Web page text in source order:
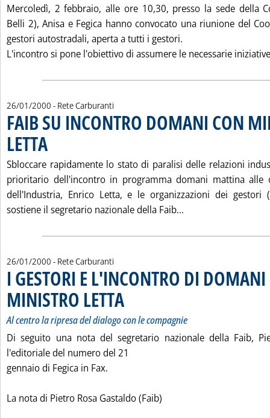
Mercoledì, 2 febbraio, alle ore 10,30, presso la sede della
Belli 2), Anisa e Fegica hanno convocato una riunione del
gestori autostradali, aperta a tutti i gestori.
L'incontro si pone l'obiettivo di assumere le necessarie
26/01/2000 - Rete Carburanti
FAIB SU INCONTRO DOMANI CON
LETTA
Sbloccare rapidamente lo stato di paralisi delle relazioni
prioritario dell'incontro in programma domani mattina
dell'Industria, Enrico Letta, e le organizzazioni dei gestori
sostiene il segretario nazionale della Faib...
26/01/2000 - Rete Carburanti
I GESTORI E L'INCONTRO DI
MINISTRO LETTA
Al centro la ripresa del dialogo con le compagnie
Di seguito una nota del segretario nazionale della Faib,
l'editoriale del numero del 21
gennaio di Fegica in Fax.
La nota di Pietro Rosa Gastaldo (Faib)